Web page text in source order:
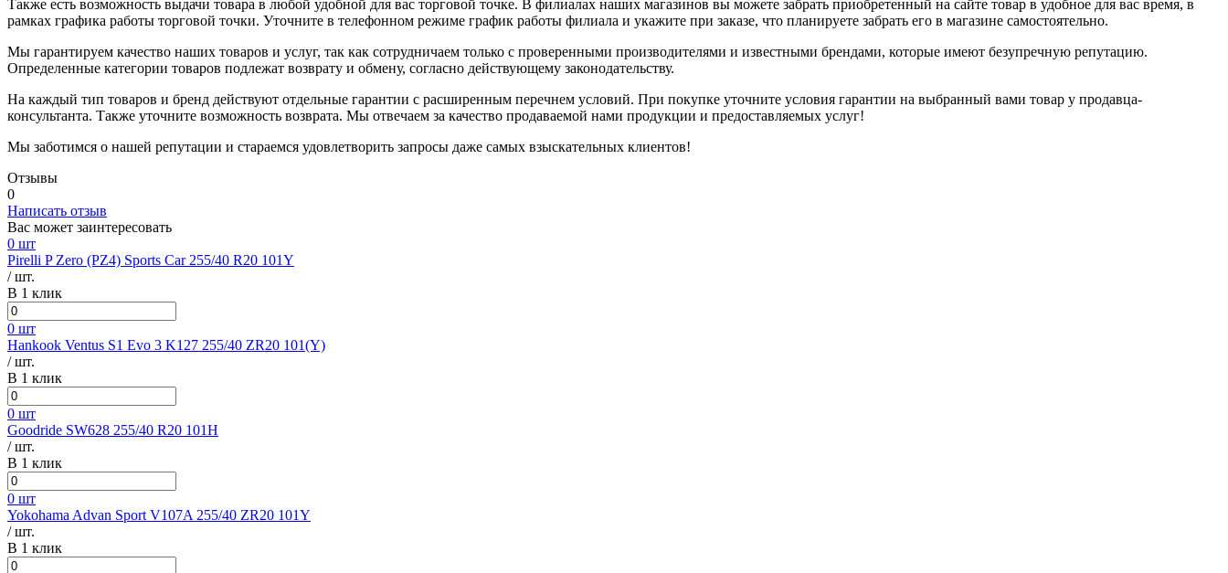
Также есть возможность выдачи товара в любой удобной для вас торговой точке. В филиалах наших магазинов вы можете забрать приобретенный на сайте товар в удобное для вас время, в
рамках графика работы торговой точки. Уточните в телефонном режиме график работы филиала и укажите при заказе, что планируете забрать его в магазине самостоятельно.
Мы гарантируем качество наших товаров и услуг, так как сотрудничаем только с проверенными производителями и известными брендами, которые имеют безупречную репутацию.
Определенные категории товаров подлежат возврату и обмену, согласно действующему законодательству.
На каждый тип товаров и бренд действуют отдельные гарантии с расширенным перечнем условий. При покупке уточните условия гарантии на выбранный вами товар у продавца-
консультанта. Также уточните возможность возврата. Мы отвечаем за качество продаваемой нами продукции и предоставляемых услуг!
Мы заботимся о нашей репутации и стараемся удовлетворить запросы даже самых взыскательных клиентов!
Отзывы
0
Написать отзыв
Вас может заинтересовать
0 шт
Pirelli P Zero (PZ4) Sports Car 255/40 R20 101Y
/ шт.
В 1 клик
0 шт
Hankook Ventus S1 Evo 3 K127 255/40 ZR20 101(Y)
/ шт.
В 1 клик
0 шт
Goodride SW628 255/40 R20 101H
/ шт.
В 1 клик
0 шт
Yokohama Advan Sport V107A 255/40 ZR20 101Y
/ шт.
В 1 клик